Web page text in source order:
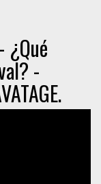
¿Qué
-